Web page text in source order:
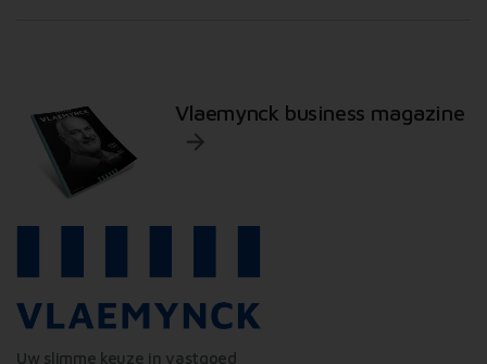
Uw slimme keuze in vastgoed
Vlaemynck business magazine